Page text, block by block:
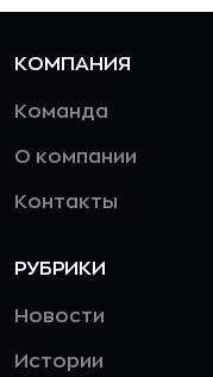
КОМПАНИЯ
Команда
О компании
Контакты
РУБРИКИ
Новости
Истории